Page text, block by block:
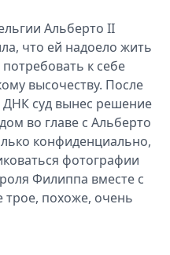
Альберто II
что ей надоело жить
к себе
высочеству. После
суд вынес решение
во главе с Альберто
конфиденциально,
фотографии
Филиппа вместе с
похоже, очень